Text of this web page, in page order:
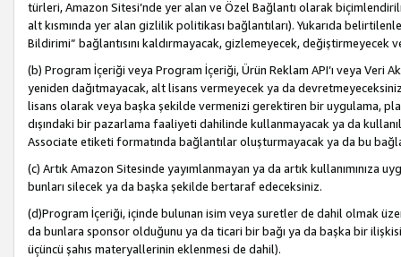
türleri, Amazon Sitesi’nde yer alan ve Özel Bağlantı olarak
alt kısmında yer alan gizlilik politikası bağlantıları). Yukarıda
Bildirimi” bağlantısını kaldırmayacak, gizlemeyecek,
(b) Program İçeriği veya Program İçeriği, Ürün Reklam API’ı veya Veri
yeniden dağıtmayacak, alt lisans vermeyecek ya da
lisans olarak veya başka şekilde vermenizi gerektiren bir uygulama,
dışındaki bir pazarlama faaliyeti dahilinde kullanmayacak ya da
Associate etiketi formatında bağlantılar oluşturmayacak ya da bu
(c) Artık Amazon Sitesinde yayımlanmayan ya da artık kullanımınıza
bunları silecek ya da başka şekilde bertaraf edeceksiniz.
(d)Program İçeriği, içinde bulunan isim veya suretler de dahil olmak
da bunlara sponsor olduğunu ya da ticari bir bağı ya da başka bir
üçüncü şahıs materyallerinin eklenmesi de dahil).